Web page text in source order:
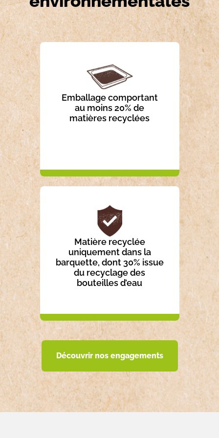
Emballage comportant
au moins 20% de
matières recyclées
Matière recyclée
uniquement dans la
barquette, dont 30% issue
du recyclage des
bouteilles d’eau
Découvrir nos engagements